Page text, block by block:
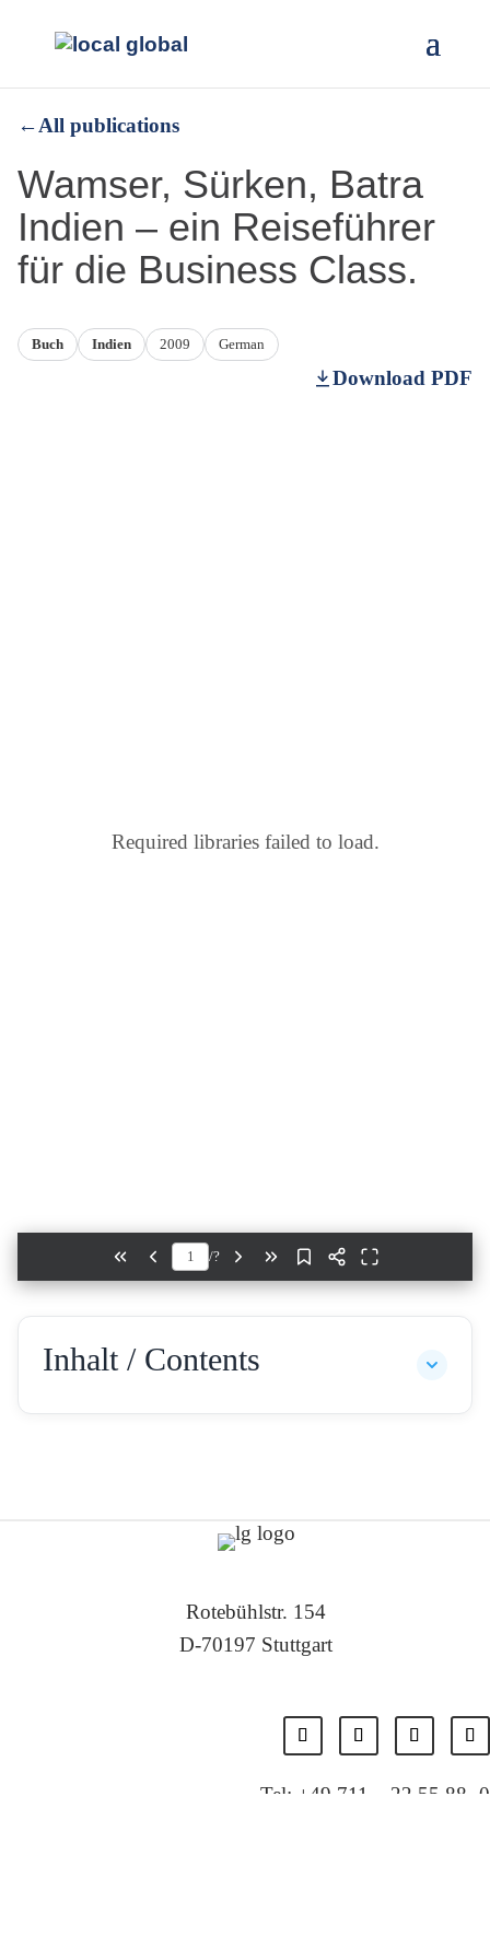
←All publications
Wamser, Sürken, Batra
Indien – ein Reiseführer
für die Business Class.
Buch Indien 2009 German
Download PDF
Required libraries failed to load.
/?
Inhalt / Contents
Rotebühlstr. 154
D-70197 Stuttgart
Tel: +49 711 – 22 55 88 -0